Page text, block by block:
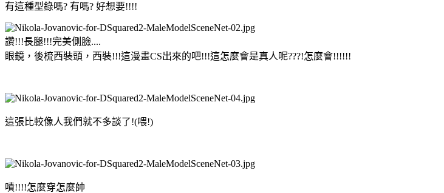
有這種型錄嗎? 有嗎? 好想要!!!!
讚!!!長腿!!!完美側臉....
眼鏡，後梳西裝頭，西裝!!!這漫畫CS出來的吧!!!這怎麼會是真人呢???!怎麼會!!!!!!
這張比較像人我們就不多談了!(喂!)
嘖!!!!怎麼穿怎麼帥